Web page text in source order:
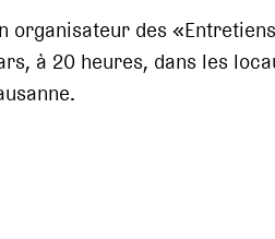
organisateur des
à 20 heures, dans les